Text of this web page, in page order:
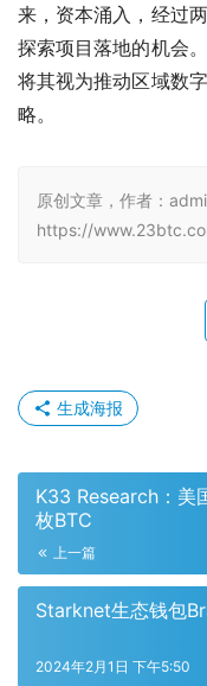
来，资本涌入，经过
探索项目落地的机会
将其视为推动区域数
略。
原创文章，作者：
https://
生成海报
K33 Research：美
枚BTC
上一篇
Starknet生态钱包
2024年2月1日 下午5:50